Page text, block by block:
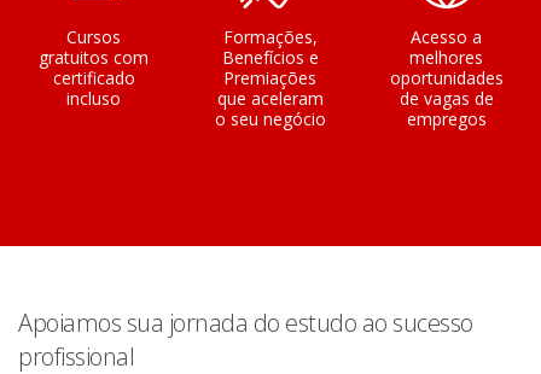
Cursos
gratuitos com
certificado
incluso
Formações,
Benefícios e
Premiações
que aceleram
o seu negócio
Acesso a
melhores
oportunidades
de vagas de
empregos
Apoiamos sua jornada do estudo ao sucesso
profissional